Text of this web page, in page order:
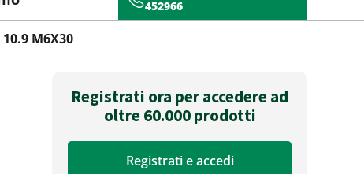
452966
10.9 M6X30
Registrati ora per accedere ad
oltre 60.000 prodotti
Registrati e accedi